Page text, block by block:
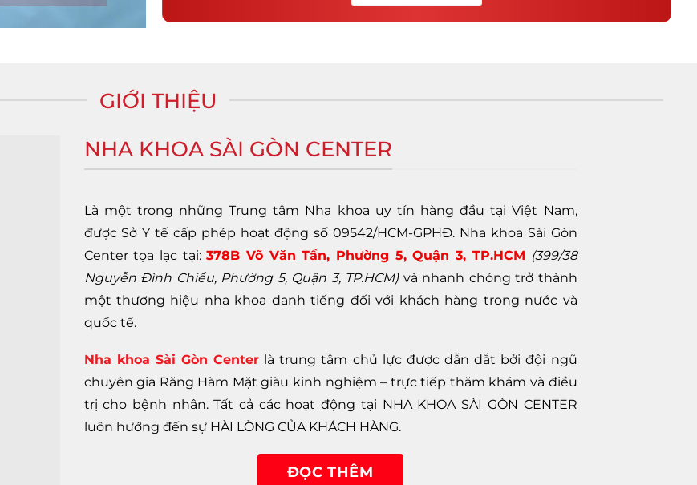
GIỚI THIỆU
NHA KHOA SÀI GÒN CENTER
Là một trong những Trung tâm Nha khoa uy tín hàng đầu tại Việt Nam,
được Sở Y tế cấp phép hoạt động số 09542/HCM-GPHĐ. Nha khoa Sài Gòn
Center tọa lạc tại:378B Võ Văn Tần, Phường 5, Quận 3, TP.HCM (399/38
Nguyễn Đình Chiểu, Phường 5, Quận 3, TP.HCM)và nhanh chóng trở thành
một thương hiệu nha khoa danh tiếng đối với khách hàng trong nước và
quốc tế.
Nha khoa Sài Gòn Center là trung tâm chủ lực được dẫn dắt bởi đội ngũ
chuyên gia Răng Hàm Mặt giàu kinh nghiệm – trực tiếp thăm khám và điều
trị cho bệnh nhân. Tất cả các hoạt động tại NHA KHOA SÀI GÒN CENTER
luôn hướng đến sự HÀI LÒNG CỦA KHÁCH HÀNG.
ĐỌC THÊM